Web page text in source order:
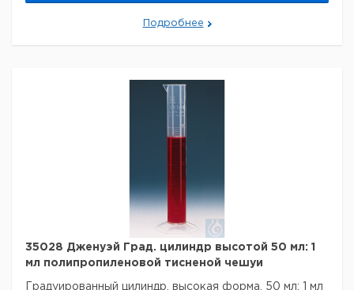
Подробнее
35028 Дженуэй Град. цилиндр высотой 50 мл: 1
мл полипропиленовой тисненой чешуи
Градуированный цилиндр, высокая форма, 50 мл: 1 мл